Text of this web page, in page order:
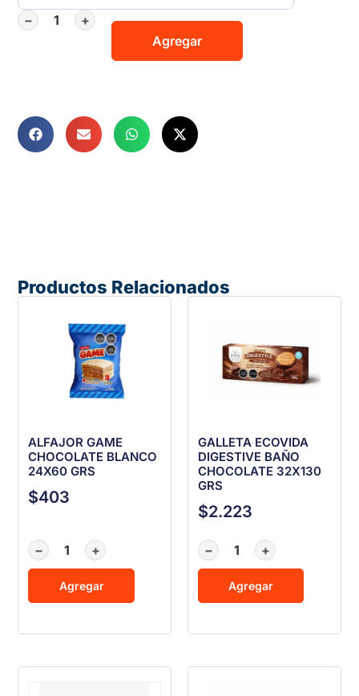
−
+
Agregar
Productos Relacionados
ALFAJOR GAME
CHOCOLATE BLANCO
24X60 GRS
$403
− +
Agregar
GALLETA ECOVIDA
DIGESTIVE BAÑO
CHOCOLATE 32X130
GRS
$2.223
− +
Agregar